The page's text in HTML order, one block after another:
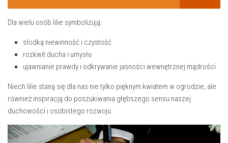
Dla wielu osób lilie symbolizują:‍
słodką niewinność⁢ i czystość
rozkwit ducha​ i ‌umysłu
ujawnianie prawdy i odkrywanie ⁤jasności wewnętrznej mądrości
Niech‍ lilie staną się dla‌ nas ⁣nie⁣ tylko pięknym kwiatem w ogrodzie,⁢ ale
również​ inspiracją do poszukiwania głębszego⁣ sensu ⁤naszej
duchowości i osobistego rozwoju.